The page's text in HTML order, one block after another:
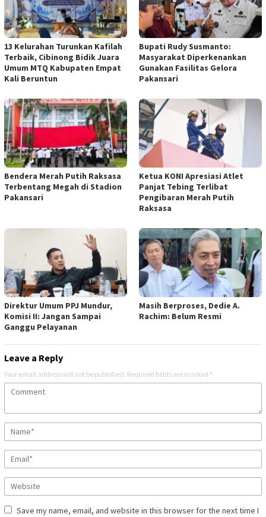
13 Kelurahan Turunkan Kafilah
Terbaik, Cibinong Bidik Juara
Umum MTQ Kabupaten Empat
Kali Beruntun
Bupati Rudy Susmanto:
Masyarakat Diperkenankan
Gunakan Fasilitas Gelora
Pakansari
Bendera Merah Putih Raksasa
Terbentang Megah di Stadion
Pakansari
Ketua KONI Apresiasi Atlet
Panjat Tebing Terlibat
Pengibaran Merah Putih
Raksasa
Direktur Umum PPJ Mundur,
Komisi II: Jangan Sampai
Ganggu Pelayanan
Masih Berproses, Dedie A.
Rachim: Belum Resmi
Leave a Reply
Your email address will not be published. Required fields are marked *
Save my name, email, and website in this browser for the next time I